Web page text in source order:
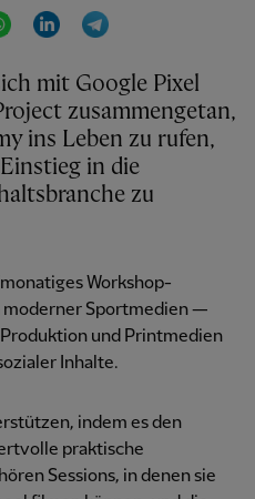
WhatsAppLinkedIn
zusammengetan,
ins Leben zu rufen,
in die
zu
Workshop-
moderner Sportmedien —
und Printmedien
Inhalte.
indem es den
praktische
Sessions, in denen sie